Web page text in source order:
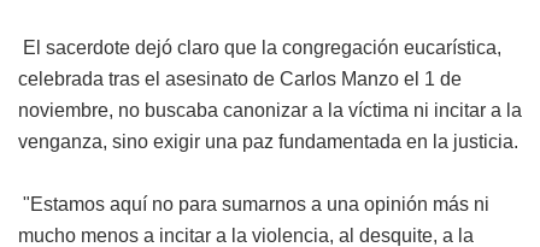
El sacerdote dejó claro que la congregación eucarística,
celebrada tras el asesinato de Carlos Manzo el 1 de
noviembre, no buscaba canonizar a la víctima ni incitar a la
venganza, sino exigir una paz fundamentada en la justicia.
"Estamos aquí no para sumarnos a una opinión más ni
mucho menos a incitar a la violencia, al desquite, a la